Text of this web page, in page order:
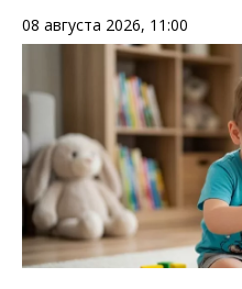
08 августа 2026, 11:00